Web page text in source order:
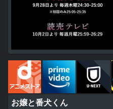
お嬢と番犬くん